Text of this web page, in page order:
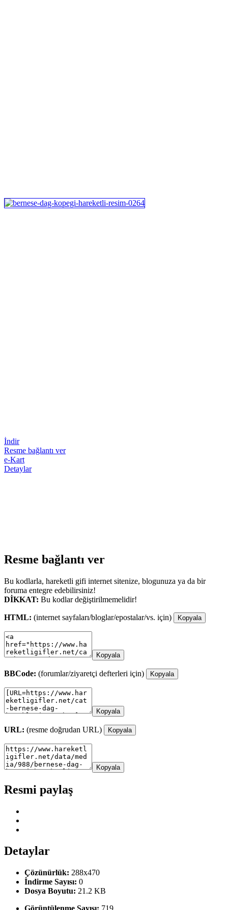
İndir
Resme bağlantı ver
e-Kart
Detaylar
Resme bağlantı ver
Bu kodlarla, hareketli gifi internet sitenize, blogunuza ya da bir
foruma entegre edebilirsiniz!
DİKKAT: Bu kodlar değiştirilmemelidir!
HTML: (internet sayfaları/bloglar/epostalar/vs. için) Kopyala
Kopyala
BBCode: (forumlar/ziyaretçi defterleri için) Kopyala
Kopyala
URL: (resme doğrudan URL) Kopyala
Kopyala
Resmi paylaş
Detaylar
Çözünürlük: 288x470
İndirme Sayısı: 0
Dosya Boyutu: 21.2 KB